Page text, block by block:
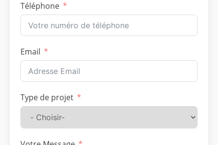
Téléphone
Email
Type de projet